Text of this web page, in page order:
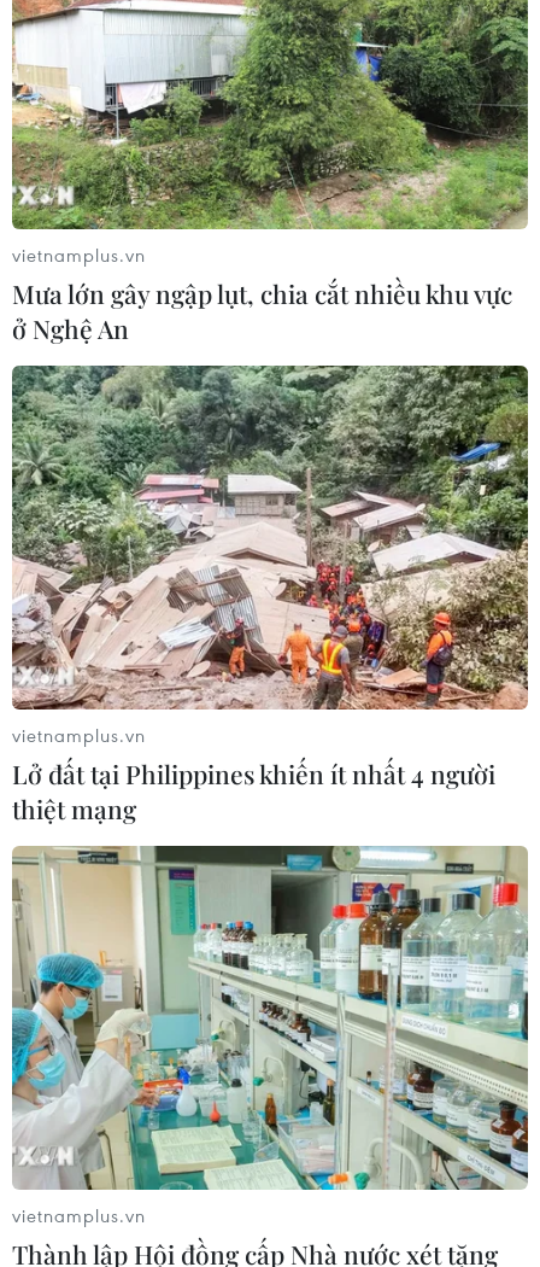
vietnamplus.vn
Mưa lớn gây ngập lụt, chia cắt nhiều khu vực
ở Nghệ An
vietnamplus.vn
Lở đất tại Philippines khiến ít nhất 4 người
thiệt mạng
vietnamplus.vn
Thành lập Hội đồng cấp Nhà nước xét tặng